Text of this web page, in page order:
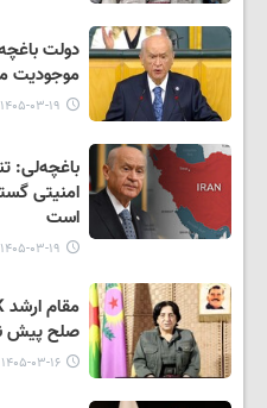
دولت
موجودیت
۱۴۰۵-۰۳-۱۹ ۱۹:۴۲
باغچه‌لی:
امنیتی
است
۱۴۰۵-۰۳-۱۹ ۱۳:۱۶
صلح پیش
۱۴۰۵-۰۳-۱۶ ۱۲:۵۵